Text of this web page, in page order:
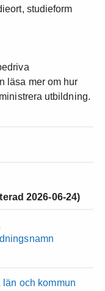
studieform
läsa mer om hur
utbildning.
2026-06-24)
län och kommun